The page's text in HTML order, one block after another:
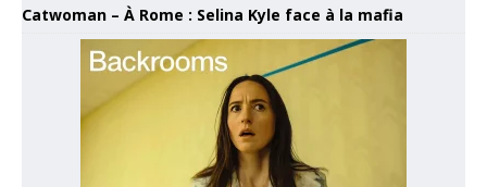
Catwoman – À Rome : Selina Kyle face à la mafia